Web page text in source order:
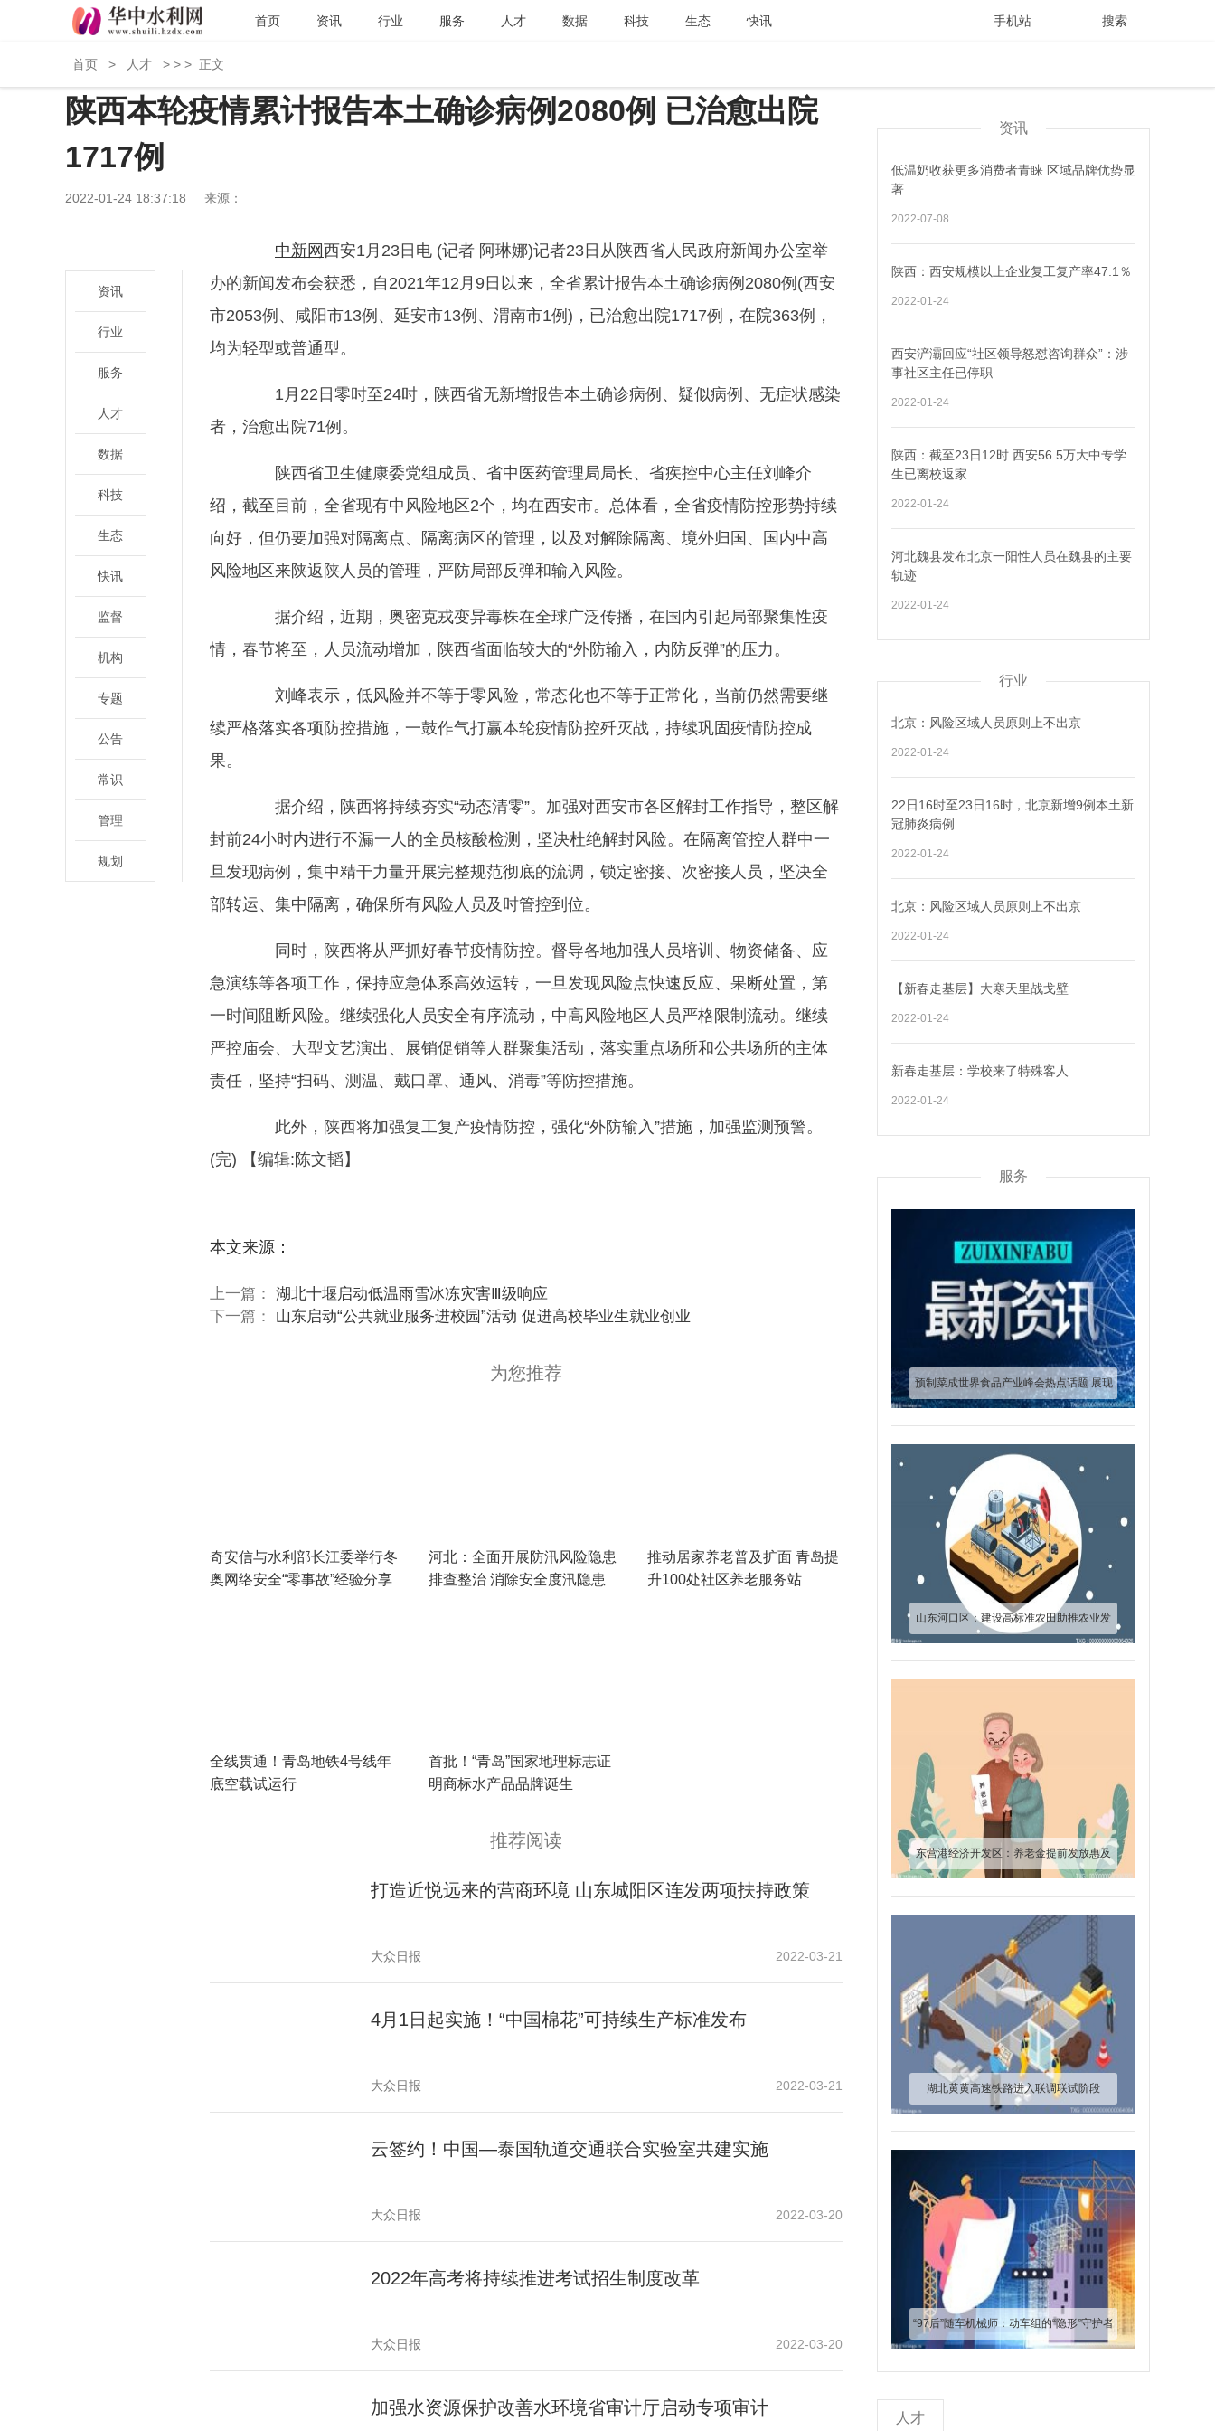
首页 资讯 行业 服务 人才 数据 科技 生态 快讯 手机站 搜索
首页 > 人才 > > > 正文
陕西本轮疫情累计报告本土确诊病例2080例 已治愈出院
1717例
2022-01-24 18:37:18 来源：
资讯
行业
服务
人才
数据
科技
生态
快讯
监督
机构
专题
公告
常识
管理
规划
中新网 西安1月23日电 (记者 阿琳娜)记者23日从陕西省人民政府新闻办公室举
办的新闻发布会获悉，自2021年12月9日以来，全省累计报告本土确诊病例2080例(西安
市2053例、咸阳市13例、延安市13例、渭南市1例)，已治愈出院1717例，在院363例，
均为轻型或普通型。
1月22日零时至24时，陕西省无新增报告本土确诊病例、疑似病例、无症状感染
者，治愈出院71例。
陕西省卫生健康委党组成员、省中医药管理局局长、省疾控中心主任刘峰介
绍，截至目前，全省现有中风险地区2个，均在西安市。总体看，全省疫情防控形势持续
向好，但仍要加强对隔离点、隔离病区的管理，以及对解除隔离、境外归国、国内中高
风险地区来陕返陕人员的管理，严防局部反弹和输入风险。
据介绍，近期，奥密克戎变异毒株在全球广泛传播，在国内引起局部聚集性疫
情，春节将至，人员流动增加，陕西省面临较大的“外防输入，内防反弹”的压力。
刘峰表示，低风险并不等于零风险，常态化也不等于正常化，当前仍然需要继
续严格落实各项防控措施，一鼓作气打赢本轮疫情防控歼灭战，持续巩固疫情防控成
果。
据介绍，陕西将持续夯实“动态清零”。加强对西安市各区解封工作指导，整区解
封前24小时内进行不漏一人的全员核酸检测，坚决杜绝解封风险。在隔离管控人群中一
旦发现病例，集中精干力量开展完整规范彻底的流调，锁定密接、次密接人员，坚决全
部转运、集中隔离，确保所有风险人员及时管控到位。
同时，陕西将从严抓好春节疫情防控。督导各地加强人员培训、物资储备、应
急演练等各项工作，保持应急体系高效运转，一旦发现风险点快速反应、果断处置，第
一时间阻断风险。继续强化人员安全有序流动，中高风险地区人员严格限制流动。继续
严控庙会、大型文艺演出、展销促销等人群聚集活动，落实重点场所和公共场所的主体
责任，坚持“扫码、测温、戴口罩、通风、消毒”等防控措施。
此外，陕西将加强复工复产疫情防控，强化“外防输入”措施，加强监测预警。
(完)
【编辑:陈文韬】
本文来源：
上一篇： 湖北十堰启动低温雨雪冰冻灾害Ⅲ级响应
下一篇： 山东启动“公共就业服务进校园”活动 促进高校毕业生就业创业
为您推荐
奇安信与水利部长江委举行冬
奥网络安全“零事故”经验分享
河北：全面开展防汛风险隐患
排查整治 消除安全度汛隐患
推动居家养老普及扩面 青岛提
升100处社区养老服务站
全线贯通！青岛地铁4号线年
底空载试运行
首批！“青岛”国家地理标志证
明商标水产品品牌诞生
推荐阅读
打造近悦远来的营商环境 山东城阳区连发两项扶持政策
大众日报 2022-03-21
4月1日起实施！“中国棉花”可持续生产标准发布
大众日报 2022-03-21
云签约！中国—泰国轨道交通联合实验室共建实施
大众日报 2022-03-20
2022年高考将持续推进考试招生制度改革
大众日报 2022-03-20
加强水资源保护改善水环境省审计厅启动专项审计
资讯
低温奶收获更多消费者青睐 区域品牌优势显
著
2022-07-08
陕西：西安规模以上企业复工复产率47.1％
2022-01-24
西安浐灞回应“社区领导怒怼咨询群众”：涉
事社区主任已停职
2022-01-24
陕西：截至23日12时 西安56.5万大中专学
生已离校返家
2022-01-24
河北魏县发布北京一阳性人员在魏县的主要
轨迹
2022-01-24
行业
北京：风险区域人员原则上不出京
2022-01-24
22日16时至23日16时，北京新增9例本土新
冠肺炎病例
2022-01-24
北京：风险区域人员原则上不出京
2022-01-24
【新春走基层】大寒天里战戈壁
2022-01-24
新春走基层：学校来了特殊客人
2022-01-24
服务
预制菜成世界食品产业峰会热点话题 展现
山东河口区：建设高标准农田助推农业发
东营港经济开发区：养老金提前发放惠及
湖北黄黄高速铁路进入联调联试阶段
“97后”随车机械师：动车组的“隐形”守护者
人才